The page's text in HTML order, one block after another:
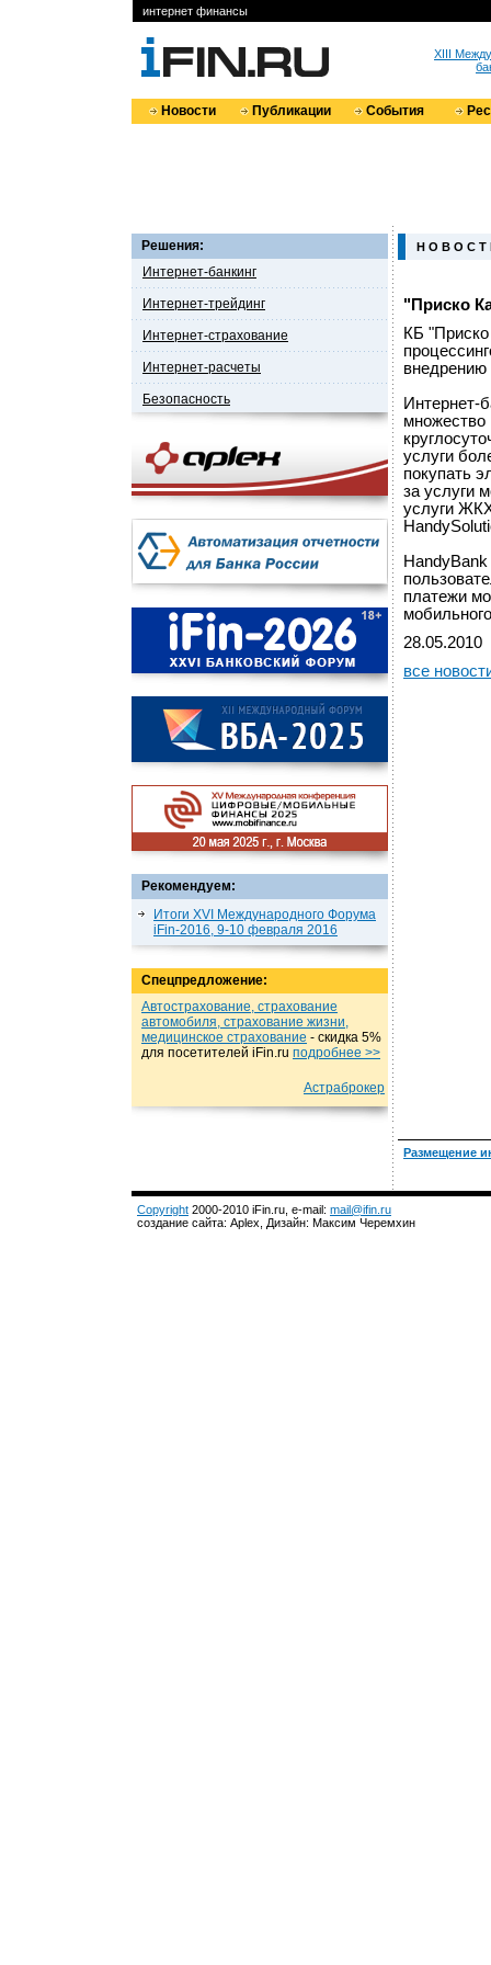
интернет финансы
XIII
Новости Публикации События
Решения:
Интернет-банкинг
Интернет-трейдинг
Интернет-страхование
Интернет-расчеты
Безопасность
Рекомендуем:
Итоги XVI Международного Форума
iFin-2016, 9-10 февраля 2016
Спецпредложение:
Автострахование, страхование
автомобиля, страхование жизни,
медицинское страхование - cкидка 5%
для посетителей iFin.ru подробнеe >>
Астраброкер
Н О В О С Т
"Приско
КБ
внедрению
Интернет-
множество
услуги
покупать
за услуги
услуги
платежи
28.05.2010
все
Размещение
Copyright 2000-2010 iFin.ru, e-mail: mail@ifin.ru
создание сайта: Aplex, Дизайн: Максим Черемхин